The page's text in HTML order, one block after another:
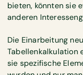
bieten, könnten sie
anderen
Die Einarbeitung
Tabellenkalkulation
sie spezifische